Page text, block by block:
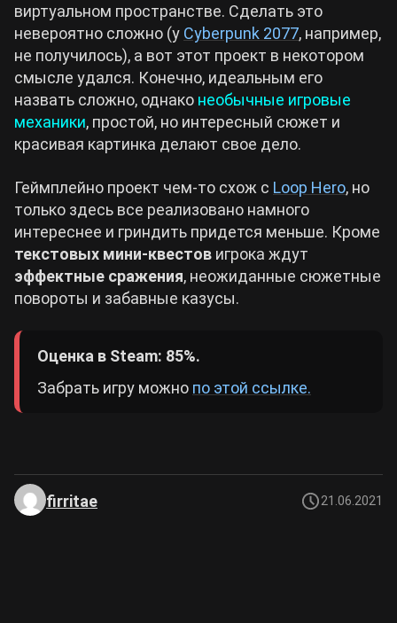
виртуальном пространстве. Сделать это
невероятно сложно (у Cyberpunk 2077, например,
не получилось), а вот этот проект в некотором
смысле удался. Конечно, идеальным его
назвать сложно, однако необычные игровые
механики, простой, но интересный сюжет и
красивая картинка делают свое дело.
Геймплейно проект чем-то схож с Loop Hero, но
только здесь все реализовано намного
интереснее и гриндить придется меньше. Кроме
текстовых мини-квестов игрока ждут
эффектные сражения, неожиданные сюжетные
повороты и забавные казусы.
Оценка в Steam: 85%.
Забрать игру можно по этой ссылке.
firritae 21.06.2021